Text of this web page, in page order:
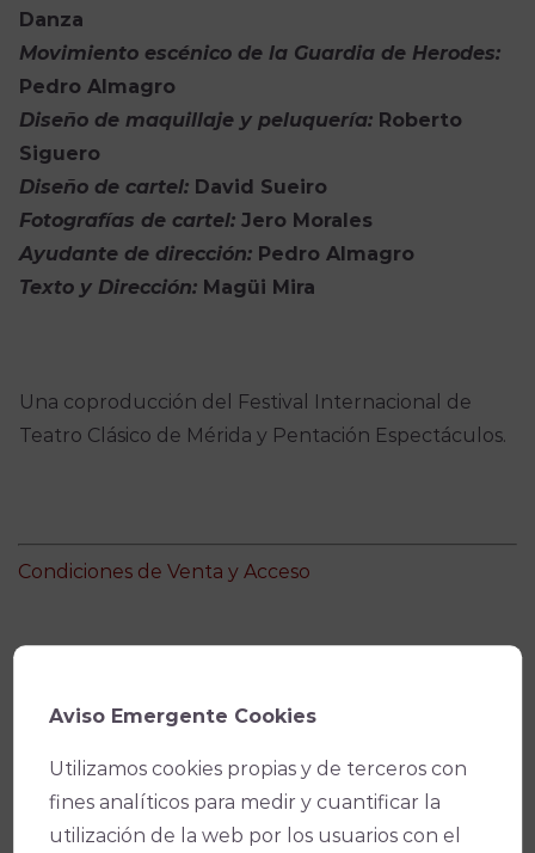
Danza
Movimiento escénico de la Guardia de Herodes:
Pedro Almagro
Diseño de maquillaje y peluquería:Roberto
Siguero
Diseño de cartel:David Sueiro
Fotografías de cartel:Jero Morales
Ayudante de dirección:Pedro Almagro
Texto y Dirección:Magüi Mira
Una coproducción del Festival Internacional de
Teatro Clásico de Mérida y Pentación Espectáculos.
Condiciones de Venta y Acceso
Aviso Emergente Cookies
Utilizamos cookies propias y de terceros con
fines analíticos para medir y cuantificar la
utilización de la web por los usuarios con el